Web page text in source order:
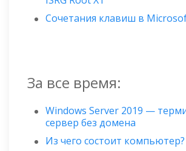
Сочетания клавиш в
За все время:
Windows Server 2019 —
сервер без домена
Из чего состоит компьютер?